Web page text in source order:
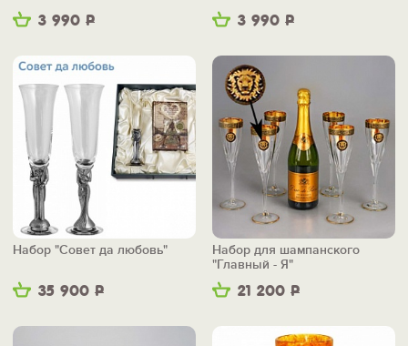
3 990 Р 3 990 Р
35 900 Р
Набор "Совет да любовь"
21 200 Р
Набор для шампанского
"Главный - Я"